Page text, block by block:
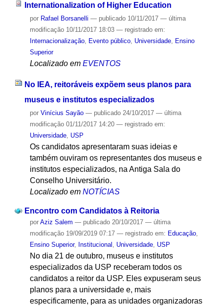
Internationalization of Higher Education
por Rafael Borsanelli — publicado10/11/2017 — última
modificação10/11/2017 18:03 — registrado em:
Internacionalização, Evento público, Universidade, Ensino
Superior
Localizado em EVENTOS
No IEA, reitoráveis expõem seus planos para
museus e institutos especializados
por Vinícius Sayão — publicado24/10/2017 — última
modificação01/11/2017 14:20 — registrado em:
Universidade, USP
Os candidatos apresentaram suas ideias e
também ouviram os representantes dos museus e
institutos especializados, na Antiga Sala do
Conselho Universitário.
Localizado em NOTÍCIAS
Encontro com Candidatos à Reitoria
por Aziz Salem — publicado20/10/2017 — última
modificação19/09/2019 07:17 — registrado em: Educação,
Ensino Superior, Institucional Universidade, USP
No dia 21 de outubro, museus e institutos
especializados da USP receberam todos os
candidatos a reitor da USP. Eles expuseram seus
planos para a universidade e, mais
especificamente, para as unidades organizadoras